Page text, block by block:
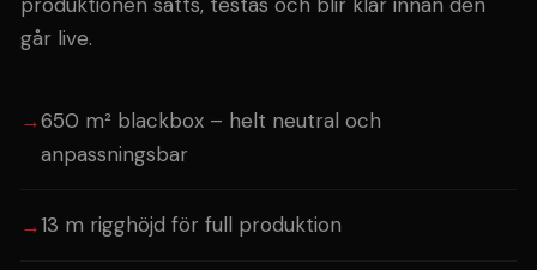
går live.
650 m² blackbox – helt neutral och
anpassningsbar
13 m rigghöjd för full produktion